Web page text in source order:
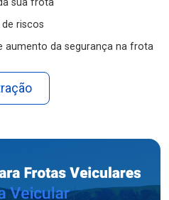
sua frota
riscos
aumento da segurança na frota